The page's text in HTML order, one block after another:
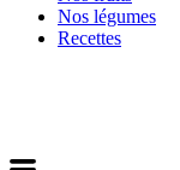
Nos légumes
Recettes